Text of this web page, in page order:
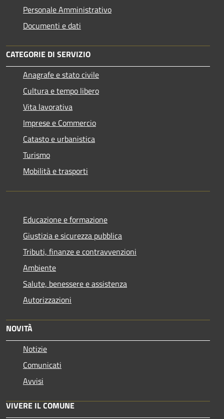
Personale Amministrativo
Documenti e dati
CATEGORIE DI SERVIZIO
Anagrafe e stato civile
Cultura e tempo libero
Vita lavorativa
Imprese e Commercio
Catasto e urbanistica
Turismo
Mobilità e trasporti
Educazione e formazione
Giustizia e sicurezza pubblica
Tributi, finanze e contravvenzioni
Ambiente
Salute, benessere e assistenza
Autorizzazioni
NOVITÀ
Notizie
Comunicati
Avvisi
VIVERE IL COMUNE